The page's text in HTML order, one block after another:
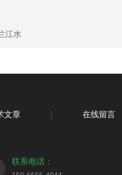
江水
文章 在线留言
联系电话：